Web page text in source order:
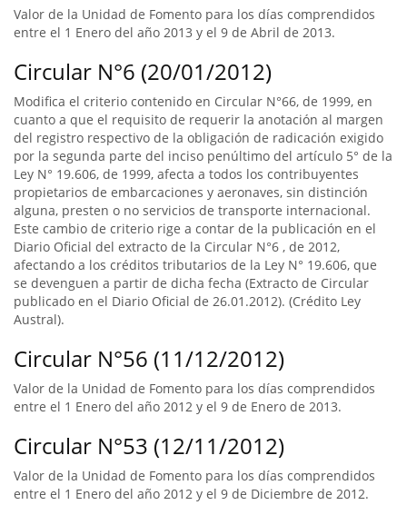
Valor de la Unidad de Fomento para los días comprendidos
entre el 1 Enero del año 2013 y el 9 de Abril de 2013.
Circular N°6 (20/01/2012)
Modifica el criterio contenido en Circular N°66, de 1999, en
cuanto a que el requisito de requerir la anotación al margen
del registro respectivo de la obligación de radicación exigido
por la segunda parte del inciso penúltimo del artículo 5° de la
Ley N° 19.606, de 1999, afecta a todos los contribuyentes
propietarios de embarcaciones y aeronaves, sin distinción
alguna, presten o no servicios de transporte internacional.
Este cambio de criterio rige a contar de la publicación en el
Diario Oficial del extracto de la Circular N°6 , de 2012,
afectando a los créditos tributarios de la Ley N° 19.606, que
se devenguen a partir de dicha fecha (Extracto de Circular
publicado en el Diario Oficial de 26.01.2012). (Crédito Ley
Austral).
Circular N°56 (11/12/2012)
Valor de la Unidad de Fomento para los días comprendidos
entre el 1 Enero del año 2012 y el 9 de Enero de 2013.
Circular N°53 (12/11/2012)
Valor de la Unidad de Fomento para los días comprendidos
entre el 1 Enero del año 2012 y el 9 de Diciembre de 2012.